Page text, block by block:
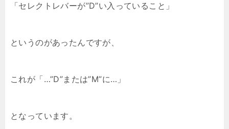
「セレクトレバーが”D”い入っていること」
というのがあったんですが、
これが「…”D”または”M”に…」
となっています。